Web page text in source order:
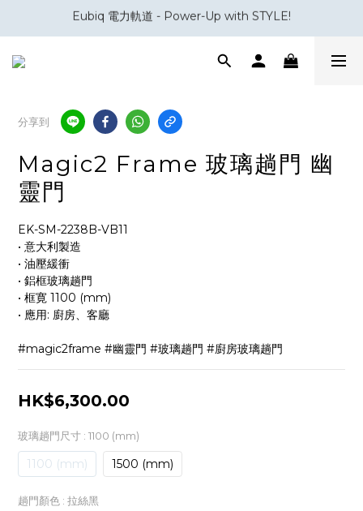
會員積分換領百佳 HK$50 購物禮券
會員積分換領百佳 HK$50 購物禮券
分享到
Magic2 Frame 玻璃趟門 幽
靈門
EK-SM-2238B-VB11
• 意大利製造
• 油壓緩衝
• 鋁框玻璃趟門
• 框寛 1100 (mm)
• 應用: 廚房、客廳
#magic2frame #幽靈門 #玻璃趟門 #廚房玻璃趟門
HK$6,300.00
玻璃趟門尺寸 : 1100 (mm)
1100 (mm) 1500 (mm)
趟門顏色 : 拉絲黑